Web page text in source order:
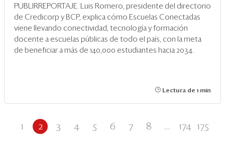
PUBLIRREPORTAJE. Luis Romero, presidente del directorio
de Credicorp y BCP, explica cómo Escuelas Conectadas
viene llevando conectividad, tecnología y formación
docente a escuelas públicas de todo el país, con la meta
de beneficiar a más de 140,000 estudiantes hacia 2034.
Lectura de 1 min
1 2 3 4 5 6 7 8 ... 174 175